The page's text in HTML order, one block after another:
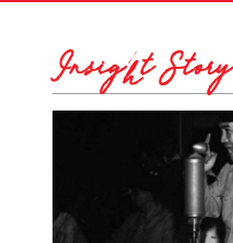
Insight Story